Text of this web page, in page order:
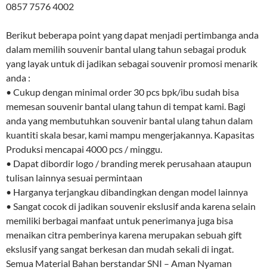
0857 7576 4002
Berikut beberapa point yang dapat menjadi pertimbanga anda
dalam memilih souvenir bantal ulang tahun sebagai produk
yang layak untuk di jadikan sebagai souvenir promosi menarik
anda :
• Cukup dengan minimal order 30 pcs bpk/ibu sudah bisa
memesan souvenir bantal ulang tahun di tempat kami. Bagi
anda yang membutuhkan souvenir bantal ulang tahun dalam
kuantiti skala besar, kami mampu mengerjakannya. Kapasitas
Produksi mencapai 4000 pcs / minggu.
• Dapat dibordir logo / branding merek perusahaan ataupun
tulisan lainnya sesuai permintaan
• Harganya terjangkau dibandingkan dengan model lainnya
• Sangat cocok di jadikan souvenir ekslusif anda karena selain
memiliki berbagai manfaat untuk penerimanya juga bisa
menaikan citra pemberinya karena merupakan sebuah gift
ekslusif yang sangat berkesan dan mudah sekali di ingat.
Semua Material Bahan berstandar SNI – Aman Nyaman